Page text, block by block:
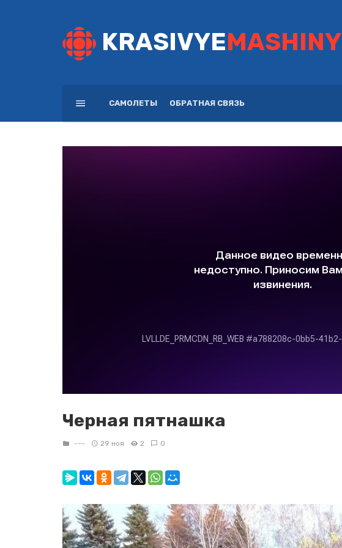
KRASIVYEMASHINY
САМОЛЕТЫ ОБРАТНАЯ СВЯЗЬ
Черная пятнашка
--- 29 ноя 2 0